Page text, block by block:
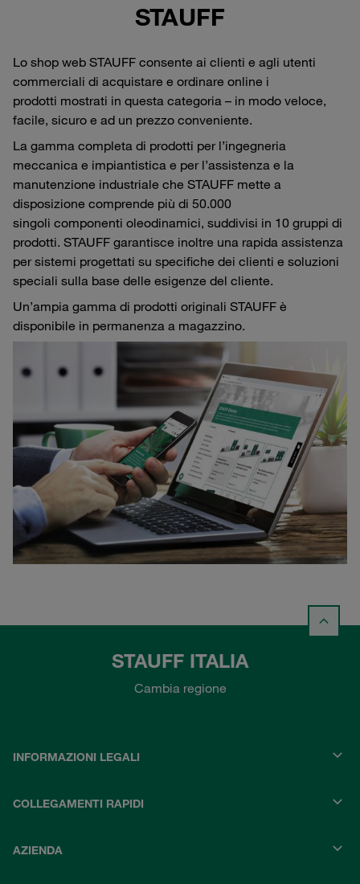
STAUFF
Lo shop web STAUFF consente ai clienti e agli utenti
commerciali di acquistare e ordinare online i
prodotti mostrati in questa categoria – in modo veloce,
facile, sicuro e ad un prezzo conveniente.
La gamma completa di prodotti per l’ingegneria
meccanica e impiantistica e per l’assistenza e la
manutenzione industriale che STAUFF mette a
disposizione comprende più di 50.000
singoli componenti oleodinamici, suddivisi in 10 gruppi di
prodotti. STAUFF garantisce inoltre una rapida assistenza
per sistemi progettati su specifiche dei clienti e soluzioni
speciali sulla base delle esigenze del cliente.
Un’ampia gamma di prodotti originali STAUFF è
disponibile in permanenza a magazzino.
STAUFF ITALIA
Cambia regione
INFORMAZIONI LEGALI
COLLEGAMENTI RAPIDI
AZIENDA